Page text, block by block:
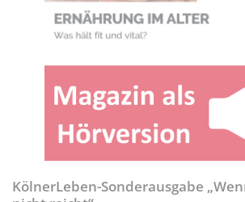
KölnerLeben-Sonderausgabe